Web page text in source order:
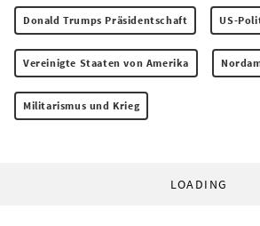
Donald Trumps Präsidentschaft US-
Vereinigte Staaten von Amerika
Militarismus und Krieg
LOADING